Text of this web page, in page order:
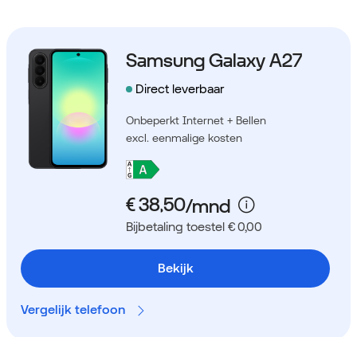
Samsung Galaxy A27
Direct leverbaar
Onbeperkt Internet + Bellen
excl. eenmalige kosten
Bijbetaling toestel € 0,00
Bekijk
Vergelijk telefoon